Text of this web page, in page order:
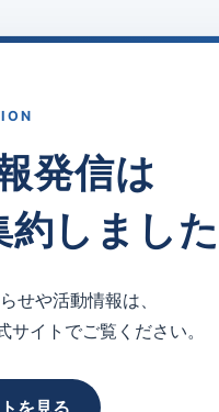
発信は
約しました
せや活動情報は、
イトでご覧ください。
を見る